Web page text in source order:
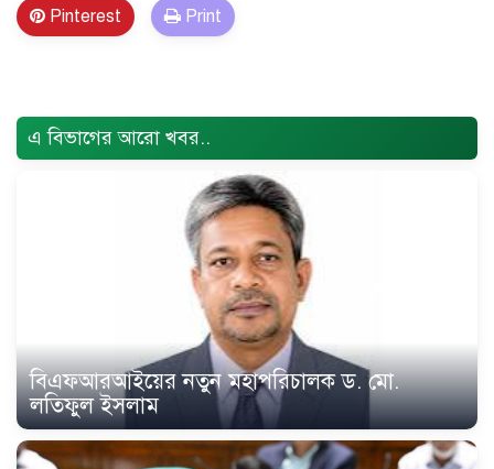
Pinterest Print
এ বিভাগের আরো খবর..
বিএফআরআইয়ের নতুন মহাপরিচালক ড. মো.
লতিফুল ইসলাম